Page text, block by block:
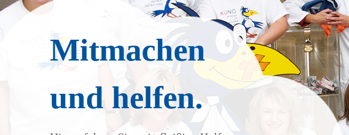
Mitmachen
und helfen.